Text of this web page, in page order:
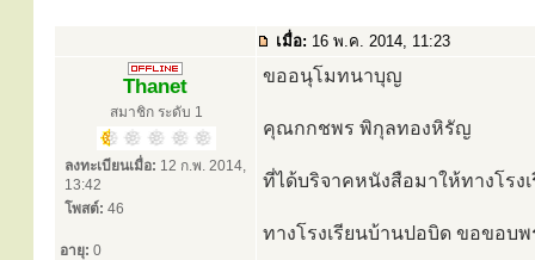
เมื่อ: 16 พ.ค. 2014, 11:23
Thanet
สมาชิก ระดับ 1
ลงทะเบียนเมื่อ: 12 ก.พ. 2014,
13:42
โพสต์: 46
อายุ: 0
ขออนุโมทนาบุญ
คุณกกชพร พิกุลทองหิรัญ
ที่ได้บริจาคหนังสือมาให้ทางโรง
ทางโรงเรียนบ้านปอบิด ขอขอ